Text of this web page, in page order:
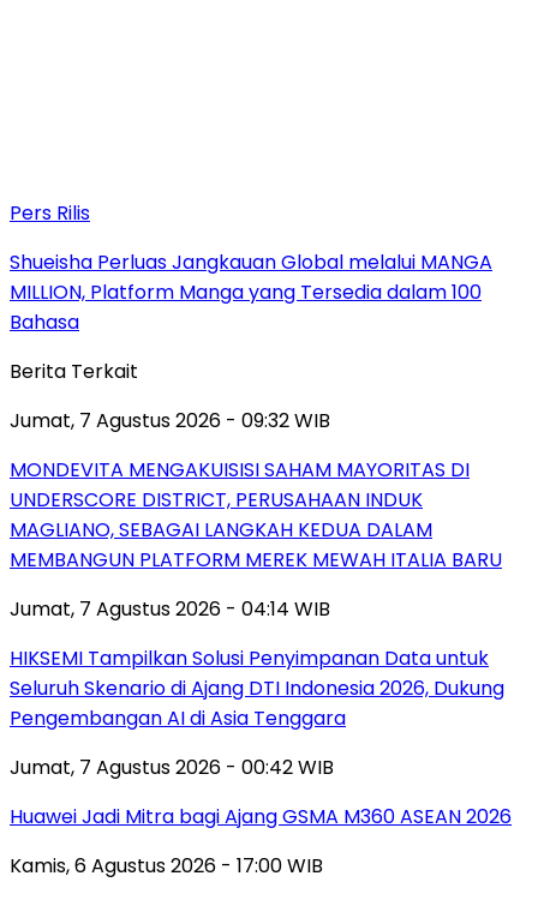
Pers Rilis
Shueisha Perluas Jangkauan Global melalui MANGA
MILLION, Platform Manga yang Tersedia dalam 100
Bahasa
Berita Terkait
Jumat, 7 Agustus 2026 - 09:32 WIB
MONDEVITA MENGAKUISISI SAHAM MAYORITAS DI
UNDERSCORE DISTRICT, PERUSAHAAN INDUK
MAGLIANO, SEBAGAI LANGKAH KEDUA DALAM
MEMBANGUN PLATFORM MEREK MEWAH ITALIA BARU
Jumat, 7 Agustus 2026 - 04:14 WIB
HIKSEMI Tampilkan Solusi Penyimpanan Data untuk
Seluruh Skenario di Ajang DTI Indonesia 2026, Dukung
Pengembangan AI di Asia Tenggara
Jumat, 7 Agustus 2026 - 00:42 WIB
Huawei Jadi Mitra bagi Ajang GSMA M360 ASEAN 2026
Kamis, 6 Agustus 2026 - 17:00 WIB